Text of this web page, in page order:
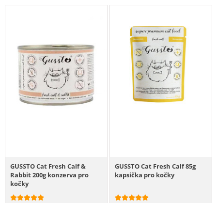
GUSSTO Cat Fresh Calf &
Rabbit 200g konzerva pro
kočky
GUSSTO Cat Fresh Calf 85g
kapsička pro kočky